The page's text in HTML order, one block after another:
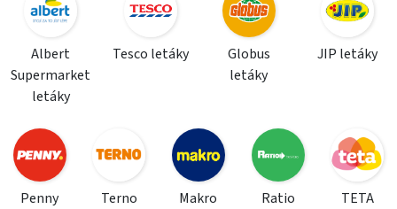
Albert
Supermarket
letáky
Tesco letáky
Globus
letáky
JIP letáky
Penny
Terno
Makro
Ratio
TETA